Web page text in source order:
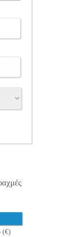
(€)